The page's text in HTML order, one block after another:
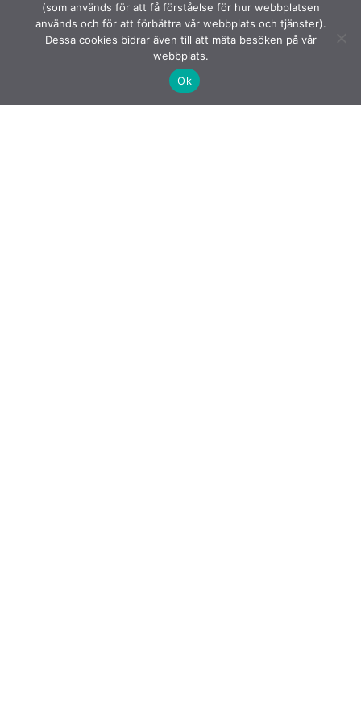
(som används för att få förståelse för hur webbplatsen
används och för att förbättra vår webbplats och tjänster).
Dessa cookies bidrar även till att mäta besöken på vår
webbplats.
Ok